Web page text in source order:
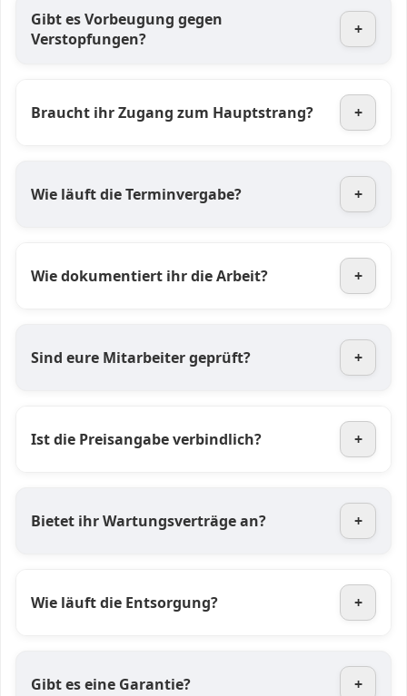
Gibt es Vorbeugung gegen
Verstopfungen?
+
Braucht ihr Zugang zum Hauptstrang? +
Wie läuft die Terminvergabe? +
Wie dokumentiert ihr die Arbeit? +
Sind eure Mitarbeiter geprüft? +
Ist die Preisangabe verbindlich? +
Bietet ihr Wartungsverträge an? +
Wie läuft die Entsorgung? +
Gibt es eine Garantie? +